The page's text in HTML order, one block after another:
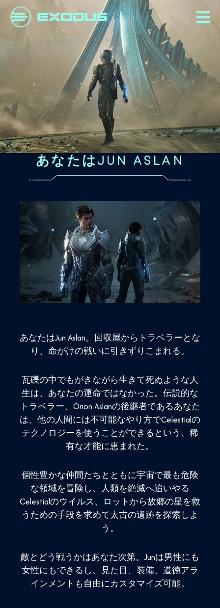
あなたはJUN ASLAN
あなたはJun Aslan。回収屋からトラベラーとな
り、命がけの戦いに引きずりこまれる。
瓦礫の中でもがきながら生きて死ぬような人
生は、あなたの運命ではなかった。伝説的な
トラベラー、Orion Aslanの後継者であるあなた
は、他の人間には不可能なやり方でCelestialの
テクノロジーを使うことができるという、稀
有な才能に恵まれた。
個性豊かな仲間たちとともに宇宙で最も危険
な領域を冒険し、人類を絶滅へ追いやる
Celestialのウイルス、ロットから故郷の星を救
うための手段を求めて太古の遺跡を探索しよ
う。
敵とどう戦うかはあなた次第。Junは男性にも
女性にもできるし、見た目、装備、道徳アラ
インメントも自由にカスタマイズ可能。